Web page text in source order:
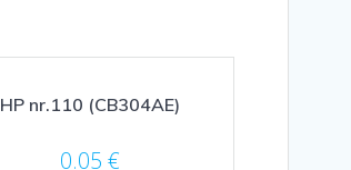
HP nr.110 (CB304AE)
0.05 €